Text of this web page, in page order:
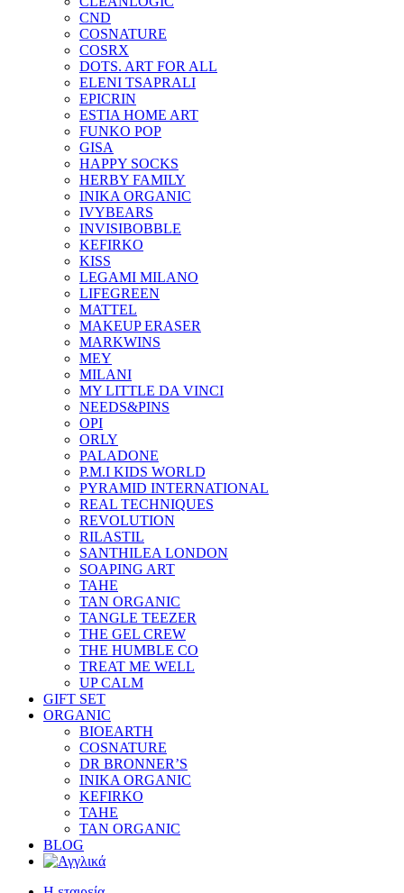
CND
COSNATURE
COSRX
DOTS. ART FOR ALL
ELENI TSAPRALI
EPICRIN
ESTIA HOME ART
FUNKO POP
GISA
HAPPY SOCKS
HERBY FAMILY
INIKA ORGANIC
IVYBEARS
INVISIBOBBLE
KEFIRKO
KISS
LEGAMI MILANO
LIFEGREEN
MATTEL
MAKEUP ERASER
MARKWINS
MEY
MILANI
MY LITTLE DA VINCI
NEEDS&PINS
OPI
ORLY
PALADONE
P.M.I KIDS WORLD
PYRAMID INTERNATIONAL
REAL TECHNIQUES
REVOLUTION
RILASTIL
SANTHILEA LONDON
SOAPING ART
TAHE
TAN ORGANIC
TANGLE TEEZER
THE GEL CREW
THE HUMBLE CO
TREAT ME WELL
UP CALM
GIFT SET
ORGANIC
BIOEARTH
COSNATURE
DR BRONNER’S
INIKA ORGANIC
KEFIRKO
TAHE
TAN ORGANIC
BLOG